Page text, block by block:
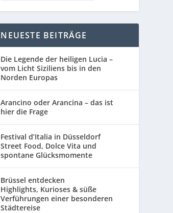
NEUESTE BEITRÄGE
Die Legende der heiligen Lucia –
vom Licht Siziliens bis in den
Norden Europas
Arancino oder Arancina – das ist
hier die Frage
Festival d’Italia in Düsseldorf
Street Food, Dolce Vita und
spontane Glücksmomente
Brüssel entdecken
Highlights, Kurioses & süße
Verführungen einer besonderen
Städtereise